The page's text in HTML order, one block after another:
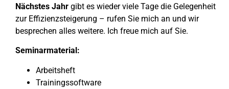
Nächstes Jahr gibt es wieder viele Tage die Gelegenheit
zur Effizienzsteigerung – rufen Sie mich an und wir
besprechen alles weitere. Ich freue mich auf Sie.
Seminarmaterial:
Arbeitsheft
Trainingssoftware